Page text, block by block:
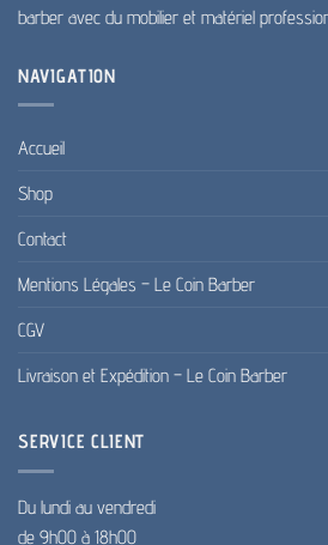
barber avec du mobilier et matériel
NAVIGATION
Accueil
Shop
Contact
Mentions Légales – Le Coin Barber
CGV
Livraison et Expédition – Le Coin Barber
SERVICE CLIENT
Du lundi au vendredi
de 9h00 à 18h00